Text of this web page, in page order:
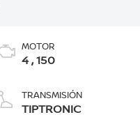
MOTOR
4 , 150
TRANSMISIÓN
TIPTRONIC